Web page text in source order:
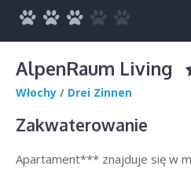
AlpenRaum Living
Włochy / Drei Zinnen
Zakwaterowanie
Apartament*** znajduje się w